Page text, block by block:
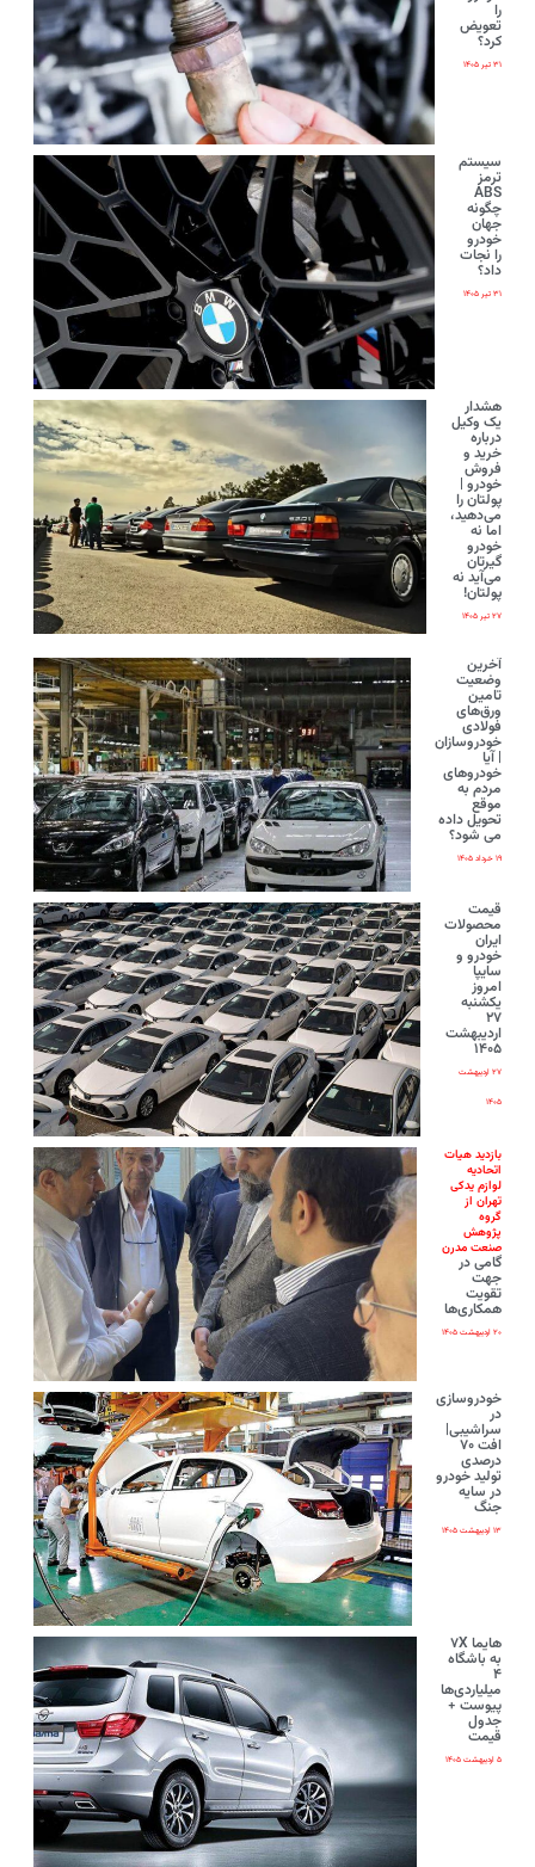
را
تعویض
کرد؟
۳۱ تیر ۱۴۰۵
سیستم
ترمز
ABS
چگونه
جهان
خودرو
را نجات
داد؟
۳۱ تیر ۱۴۰۵
هشدار
یک وکیل
درباره
خرید و
فروش
خودرو |
پولتان را
می‌دهید،
اما نه
خودرو
گیرتان
می‌آید نه
پولتان!
۲۷ تیر ۱۴۰۵
آخرین
وضعیت
تامین
ورق‌های
فولادی
خودروسازان
| آیا
خودروهای
مردم به
موقع
تحویل داده
می شود؟
۱۹ خرداد ۱۴۰۵
قیمت
محصولات
ایران‌
خودرو و
سایپا
امروز
یکشنبه
۲۷
اردیبهشت
۱۴۰۵
۲۷ اردیبهشت
۱۴۰۵
بازدید هیات
اتحادیه
لوازم یدکی
تهران از
گروه
پژوهش
صنعت مدرن
گامی در
جهت
تقویت
همکاری‌ها
۲۰ اردیبهشت ۱۴۰۵
خودروسازی
در
سراشیبی|
افت ۷۰
درصدی
تولید خودرو
در سایه
جنگ
۱۳ اردیبهشت ۱۴۰۵
هایما ۷X
به باشگاه
۴
میلیاردی‌ها
پیوست +
جدول
قیمت
۵ اردیبهشت ۱۴۰۵